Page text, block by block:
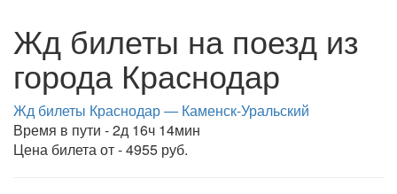
Жд билеты на поезд из
города Краснодар
Жд билеты Краснодар — Каменск-Уральский
Время в пути - 2д 16ч 14мин
Цена билета от - 4955 руб.